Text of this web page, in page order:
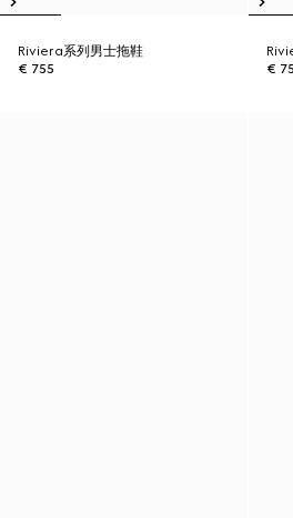
Riviera系列男士拖鞋
€ 755
€